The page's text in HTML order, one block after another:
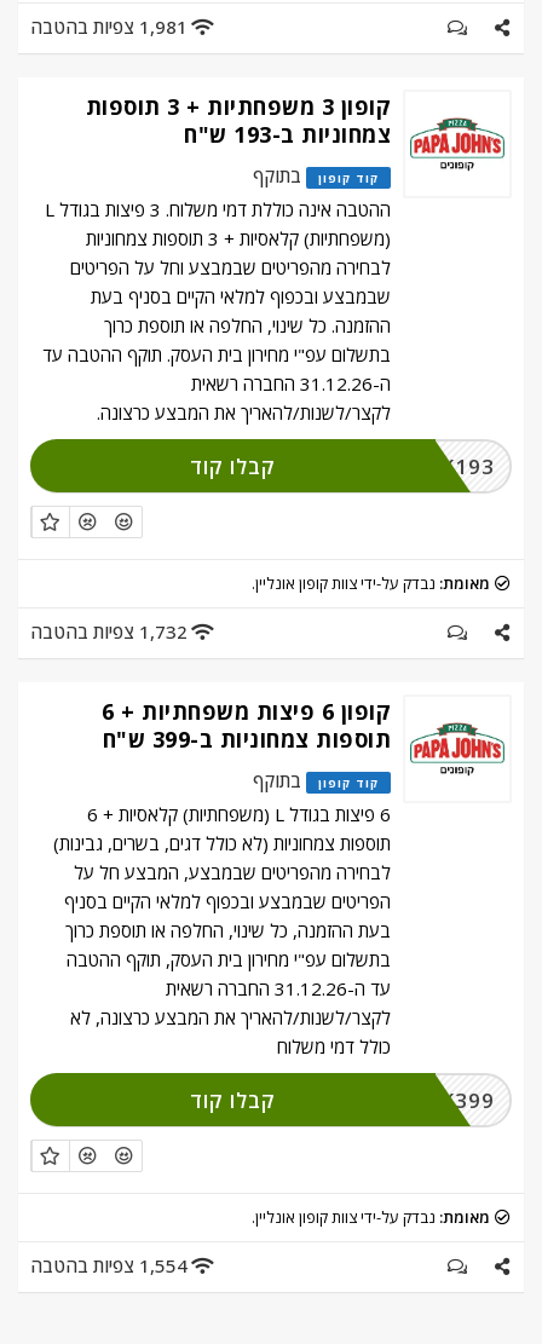
1,981 צפיות בהטבה
קופון 3 משפחתיות + 3 תוספות
צמחוניות ב-193 ש"ח
קוד קופון
בתוקף
ההטבה אינה כוללת דמי משלוח. 3 פיצות בגודל L
(משפחתיות) קלאסיות + 3 תוספות צמחוניות
לבחירה מהפריטים שבמבצע וחל על הפריטים
שבמבצע ובכפוף למלאי הקיים בסניף בעת
ההזמנה. כל שינוי, החלפה או תוספת כרוך
בתשלום עפ"י מחירון בית העסק. תוקף ההטבה עד
ה-31.12.26 החברה רשאית
לקצר/לשנות/להאריך את המבצע כרצונה.
CLICK193 קבלו קוד
מאומת: נבדק על-ידי צוות קופון אונליין.
1,732 צפיות בהטבה
קופון 6 פיצות משפחתיות + 6
תוספות צמחוניות ב-399 ש"ח
קוד קופון
בתוקף
6 פיצות בגודל L (משפחתיות) קלאסיות + 6
תוספות צמחוניות (לא כולל דגים, בשרים, גבינות)
לבחירה מהפריטים שבמבצע, המבצע חל על
הפריטים שבמבצע ובכפוף למלאי הקיים בסניף
בעת ההזמנה, כל שינוי, החלפה או תוספת כרוך
בתשלום עפ"י מחירון בית העסק, תוקף ההטבה
עד ה-31.12.26 החברה רשאית
לקצר/לשנות/להאריך את המבצע כרצונה, לא
כולל דמי משלוח
CLICK399 קבלו קוד
מאומת: נבדק על-ידי צוות קופון אונליין.
1,554 צפיות בהטבה